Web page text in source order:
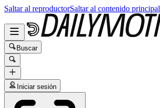
Saltar al reproductorSaltar al contenido principal
Buscar
Iniciar sesión